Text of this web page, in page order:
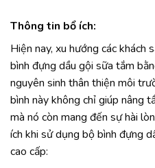
Thông tin bổ ích:
Hiện nay, xu hướng các khách
bình đựng dầu gội sữa tắm
nguyên sinh thân thiện môi
bình này không chỉ giúp nâng
mà nó còn mang đến sự hài
ích khi sử dụng bộ bình đựng
cao cấp: